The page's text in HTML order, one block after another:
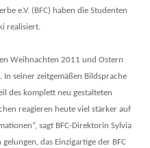
e.V. (BFC) haben die Studenten
realisiert.
Weihnachten 2011 und Ostern
seiner zeitgemäßen Bildsprache
des komplett neu gestalteten
reagieren heute viel stärker auf
sagt BFC-Direktorin Sylvia
das Einzigartige der BFC